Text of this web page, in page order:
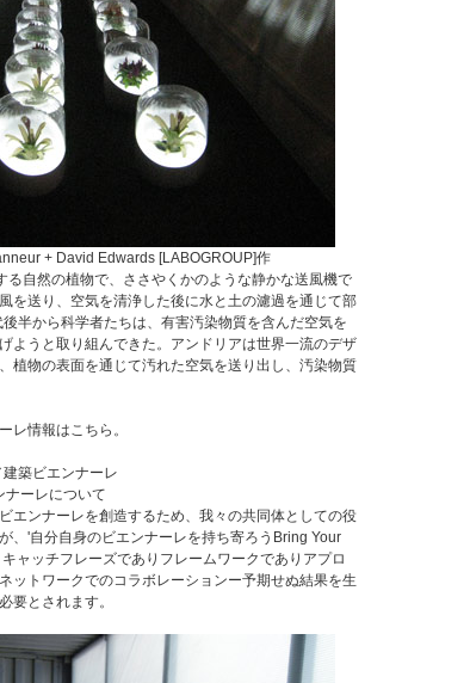
+ David Edwards [LABOGROUP]作
る自然の植物で、ささやくかのような静かな送風機で
を送り、空気を清浄した後に水と土の濾過を通じて部
半から科学者たちは、有害汚染物質を含んだ空気を
ようと取り組んできた。アンドリアは世界一流のデザ
植物の表面を通じて汚れた空気を送り出し、汚染物質
レ情報はこちら。
築ビエンナーレ
ナーレについて
エンナーレを創造するため、我々の共同体としての役
、'自分自身のビエンナーレを持ち寄ろうBring Your
ャッチフレーズでありフレームワークでありアプロ
ットワークでのコラボレーションー予期せぬ結果を生
要とされます。